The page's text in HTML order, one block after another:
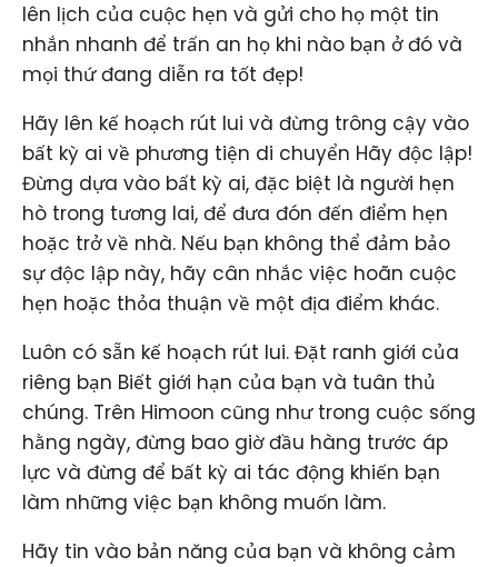
lên lịch của cuộc hẹn và gửi cho họ một tin
nhắn nhanh để trấn an họ khi nào bạn ở đó và
mọi thứ đang diễn ra tốt đẹp!
Hãy lên kế hoạch rút lui và đừng trông cậy vào
bất kỳ ai về phương tiện di chuyển Hãy độc lập!
Đừng dựa vào bất kỳ ai, đặc biệt là người hẹn
hò trong tương lai, để đưa đón đến điểm hẹn
hoặc trở về nhà. Nếu bạn không thể đảm bảo
sự độc lập này, hãy cân nhắc việc hoãn cuộc
hẹn hoặc thỏa thuận về một địa điểm khác.
Luôn có sẵn kế hoạch rút lui. Đặt ranh giới của
riêng bạn Biết giới hạn của bạn và tuân thủ
chúng. Trên Himoon cũng như trong cuộc sống
hằng ngày, đừng bao giờ đầu hàng trước áp
lực và đừng để bất kỳ ai tác động khiến bạn
làm những việc bạn không muốn làm.
Hãy tin vào bản năng của bạn và không cảm